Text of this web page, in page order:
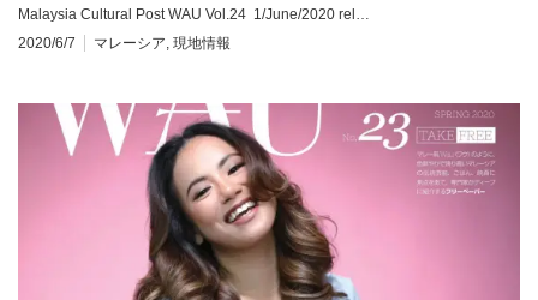
Malaysia Cultural Post WAU Vol.24 1/June/2020 rel…
2020/6/7
マレーシア, 現地情報